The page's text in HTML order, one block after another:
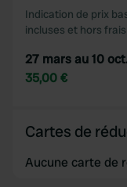
Indication de prix
incluses et hors
27 mars au 10 oct.
35,00 €
Cartes de
Aucune carte de